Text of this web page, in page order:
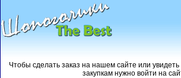
Чтобы сделать заказ на нашем сайте или
закупкам нужно войти на